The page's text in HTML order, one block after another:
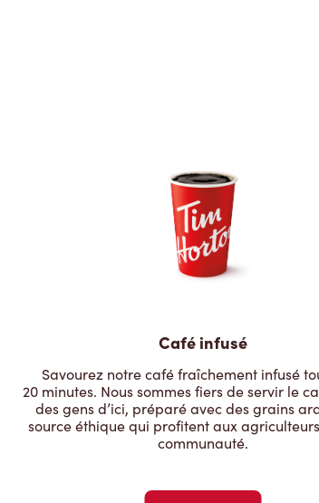
Café infusé
Savourez notre café fraîchement infusé
20 minutes. Nous sommes fiers de servir le
des gens d’ici, préparé avec des grains
source éthique qui profitent aux
communauté.